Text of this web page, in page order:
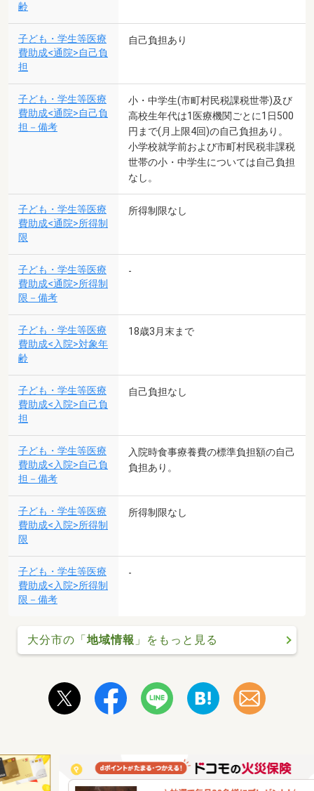
齢
子ども・学生等医療
費助成<通院>自己負
担
自己負担あり
子ども・学生等医療
費助成<通院>自己負
担－備考
小・中学生(市町村民税課税世帯)及び
高校生年代は1医療機関ごとに1日500
円まで(月上限4回)の自己負担あり。
小学校就学前および市町村民税非課税
世帯の小・中学生については自己負担
なし。
子ども・学生等医療
費助成<通院>所得制
限
所得制限なし
子ども・学生等医療
費助成<通院>所得制
限－備考
-
子ども・学生等医療
費助成<入院>対象年
齢
18歳3月末まで
子ども・学生等医療
費助成<入院>自己負
担
自己負担なし
子ども・学生等医療
費助成<入院>自己負
担－備考
入院時食事療養費の標準負担額の自己
負担あり。
子ども・学生等医療
費助成<入院>所得制
限
所得制限なし
子ども・学生等医療
費助成<入院>所得制
限－備考
-
大分市の「地域情報 」をもっと見る